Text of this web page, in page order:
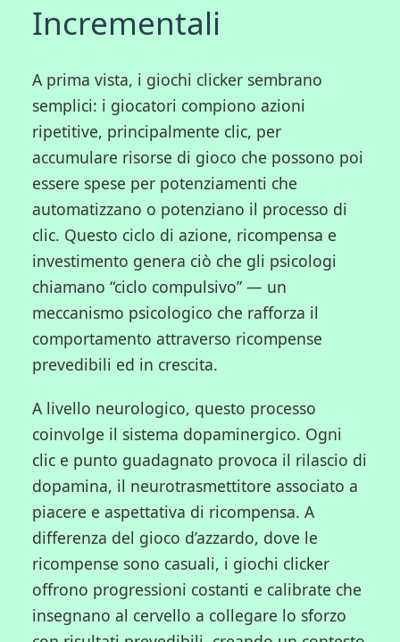
Incrementali
A prima vista, i giochi clicker sembrano
semplici: i giocatori compiono azioni
ripetitive, principalmente clic, per
accumulare risorse di gioco che possono poi
essere spese per potenziamenti che
automatizzano o potenziano il processo di
clic. Questo ciclo di azione, ricompensa e
investimento genera ciò che gli psicologi
chiamano “ciclo compulsivo” — un
meccanismo psicologico che rafforza il
comportamento attraverso ricompense
prevedibili ed in crescita.
A livello neurologico, questo processo
coinvolge il sistema dopaminergico. Ogni
clic e punto guadagnato provoca il rilascio di
dopamina, il neurotrasmettitore associato a
piacere e aspettativa di ricompensa. A
differenza del gioco d’azzardo, dove le
ricompense sono casuali, i giochi clicker
offrono progressioni costanti e calibrate che
insegnano al cervello a collegare lo sforzo